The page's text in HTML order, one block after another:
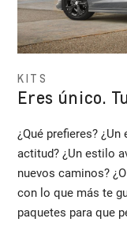
KITS
Eres único.
¿Qué prefieres?
actitud? ¿Un estilo
nuevos caminos?
con lo que más te
paquetes para que